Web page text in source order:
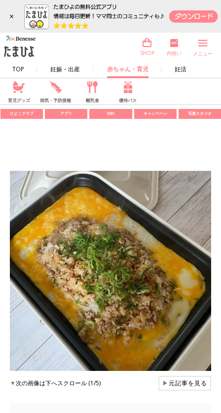
×
TOP 妊娠・出産 赤ちゃん・育児 妊活
SHOP 内祝い メニュー
育児グッズ 病気・予防接種 離乳食 優待パス
ひよこクラブ アプリ SNS キャンペーン 写真スタジオ
▼次の画像は下へスクロール (1/5) ▶元記事を見る